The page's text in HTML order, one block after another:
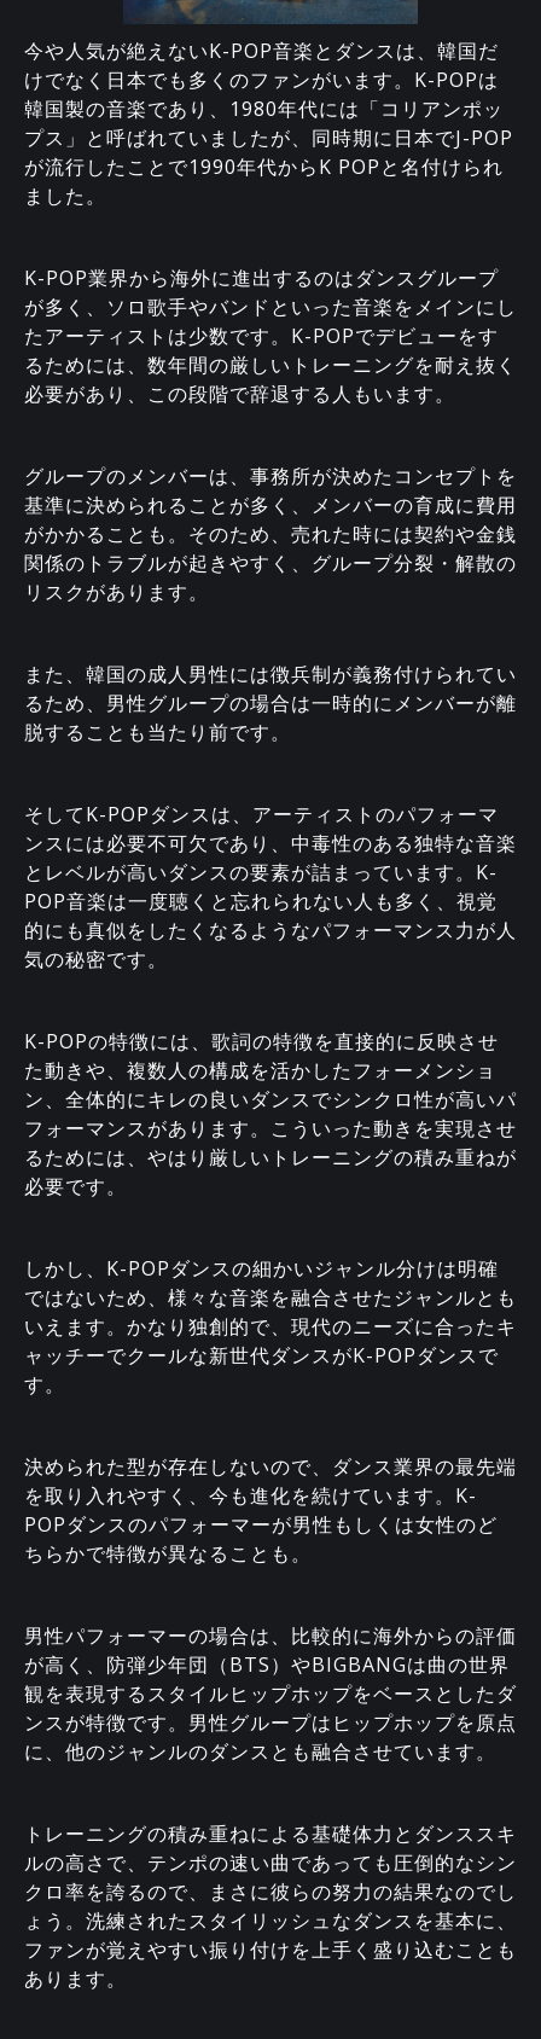
今や人気が絶えないK-POP音楽とダンスは、韓国だ
けでなく日本でも多くのファンがいます。K-POPは
韓国製の音楽であり、1980年代には「コリアンポッ
プス」と呼ばれていましたが、同時期に日本でJ-POP
が流行したことで1990年代からK POPと名付けられ
ました。
K-POP業界から海外に進出するのはダンスグループ
が多く、ソロ歌手やバンドといった音楽をメインにし
たアーティストは少数です。K-POPでデビューをす
るためには、数年間の厳しいトレーニングを耐え抜く
必要があり、この段階で辞退する人もいます。
グループのメンバーは、事務所が決めたコンセプトを
基準に決められることが多く、メンバーの育成に費用
がかかることも。そのため、売れた時には契約や金銭
関係のトラブルが起きやすく、グループ分裂・解散の
リスクがあります。
また、韓国の成人男性には徴兵制が義務付けられてい
るため、男性グループの場合は一時的にメンバーが離
脱することも当たり前です。
そしてK-POPダンスは、アーティストのパフォーマ
ンスには必要不可欠であり、中毒性のある独特な音楽
とレベルが高いダンスの要素が詰まっています。K-
POP音楽は一度聴くと忘れられない人も多く、視覚
的にも真似をしたくなるようなパフォーマンス力が人
気の秘密です。
K-POPの特徴には、歌詞の特徴を直接的に反映させ
た動きや、複数人の構成を活かしたフォーメンショ
ン、全体的にキレの良いダンスでシンクロ性が高いパ
フォーマンスがあります。こういった動きを実現させ
るためには、やはり厳しいトレーニングの積み重ねが
必要です。
しかし、K-POPダンスの細かいジャンル分けは明確
ではないため、様々な音楽を融合させたジャンルとも
いえます。かなり独創的で、現代のニーズに合ったキ
ャッチーでクールな新世代ダンスがK-POPダンスで
す。
決められた型が存在しないので、ダンス業界の最先端
を取り入れやすく、今も進化を続けています。K-
POPダンスのパフォーマーが男性もしくは女性のど
ちらかで特徴が異なることも。
男性パフォーマーの場合は、比較的に海外からの評価
が高く、防弾少年団（BTS）やBIGBANGは曲の世界
観を表現するスタイルヒップホップをベースとしたダ
ンスが特徴です。男性グループはヒップホップを原点
に、他のジャンルのダンスとも融合させています。
トレーニングの積み重ねによる基礎体力とダンススキ
ルの高さで、テンポの速い曲であっても圧倒的なシン
クロ率を誇るので、まさに彼らの努力の結果なのでし
ょう。洗練されたスタイリッシュなダンスを基本に、
ファンが覚えやすい振り付けを上手く盛り込むことも
あります。